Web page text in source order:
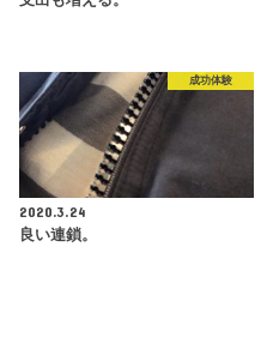
成功体験
2020.3.24
良い連鎖。